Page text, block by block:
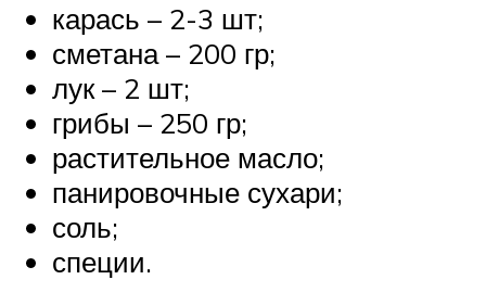
карась – 2-3 шт;
сметана – 200 гр;
лук – 2 шт;
грибы – 250 гр;
растительное масло;
панировочные сухари;
соль;
специи.